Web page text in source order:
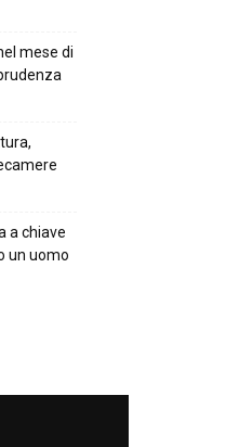
mese di
a chiave
un uomo